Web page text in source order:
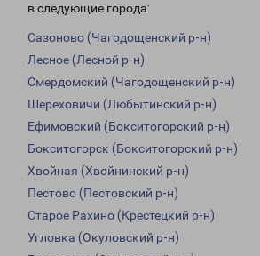
в следующие города:
Сазоново (Чагодощенский р-н)
Лесное (Лесной р-н)
Смердомский (Чагодощенский р-н)
Шереховичи (Любытинский р-н)
Ефимовский (Бокситогорский р-н)
Бокситогорск (Бокситогорский р-н)
Хвойная (Хвойнинский р-н)
Пестово (Пестовский р-н)
Старое Рахино (Крестецкий р-н)
Угловка (Окуловский р-н)